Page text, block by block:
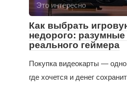
Это интересно
Как выбрать
недорого:
реального геймера
Покупка видеокарты —
где хочется и денег